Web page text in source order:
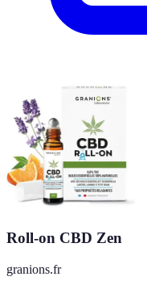
Roll-on CBD Zen
granions.fr